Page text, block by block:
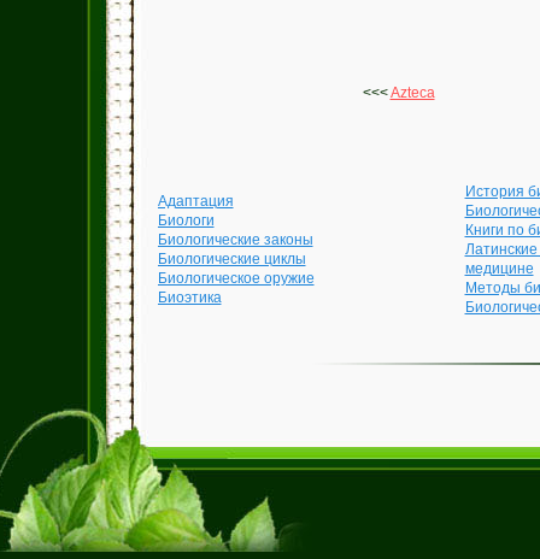
<<<Azteca
Адаптация
Биологи
Биологические законы
Биологические циклы
Биологическое оружие
Биоэтика
История
Книги по
медицине
Методы